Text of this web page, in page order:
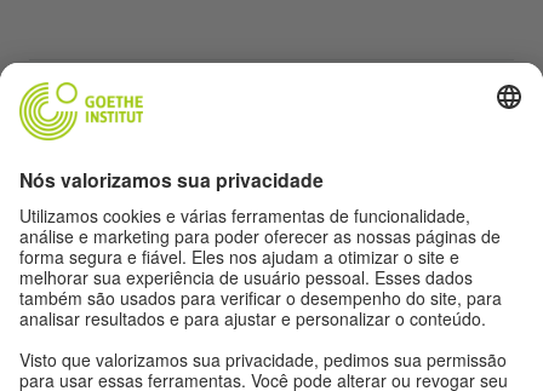
Outros sites
Pratique alemão gratuitamente
Cursos de alemão do Goethe-Institut
Portal para professores “Deutschstunde”
Privacidade e acessibilidade